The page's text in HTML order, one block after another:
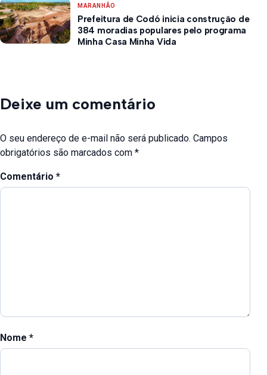
MARANHÃO
Prefeitura de Codó inicia construção de
384 moradias populares pelo programa
Minha Casa Minha Vida
Deixe um comentário
O seu endereço de e-mail não será publicado. Campos
obrigatórios são marcados com *
Comentário *
Nome *